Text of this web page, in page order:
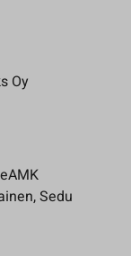
Oy
Sedu